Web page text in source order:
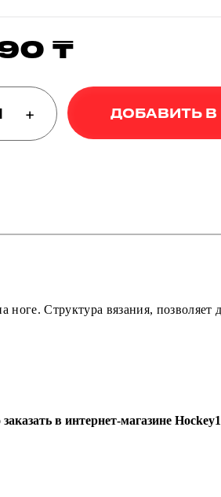
₸
+ ДОБАВИТЬ В
ноге. Структура вязания, позволяет
в интернет-магазине